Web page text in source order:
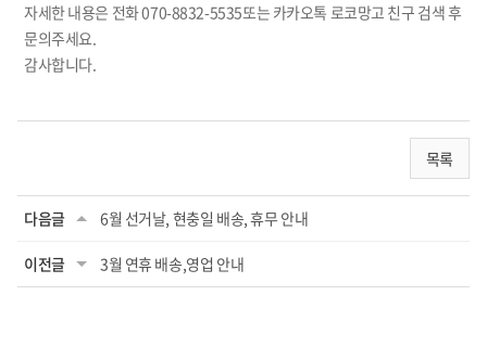
자세한 내용은 전화 070-8832-5535또는 카카오톡 로코망고 친구 검색 후
문의주세요.
감사합니다.
목록
다음글 6월 선거날, 현충일 배송, 휴무 안내
이전글 3월 연휴 배송,영업 안내